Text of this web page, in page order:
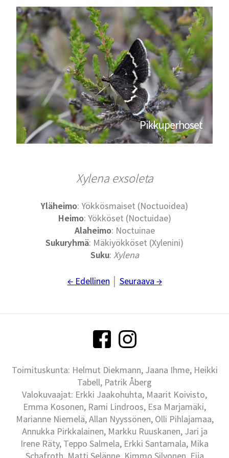
Pikkuperhoset
Xylena exsoleta
Yläheimo: Yökkösmaiset (Noctuoidea)
Heimo: Yökköset (Noctuidae)
Alaheimo: Noctuinae
Sukuryhmä: Mäkiyökköset (Xylenini)
Suku: Xylena
← Edellinen Seuraava →
Toimituskunta: Helmut Diekmann, Jaana Ihme, Heikki
Tabell, Patrik Åberg
Valokuvaajat: Erkki Jaakohuhta, Maarit Koivisto,
Emma Kosonen, Rami Lindroos, Esa Marjamäki,
Marianne Niemelä, Allan Nyyssönen, Olli Pihlajamaa,
Annukka Pirkkalainen, Markku Ruuskanen, Jari ja
Irene Räty, Teppo Salmela, Erkki Santamala, Mika